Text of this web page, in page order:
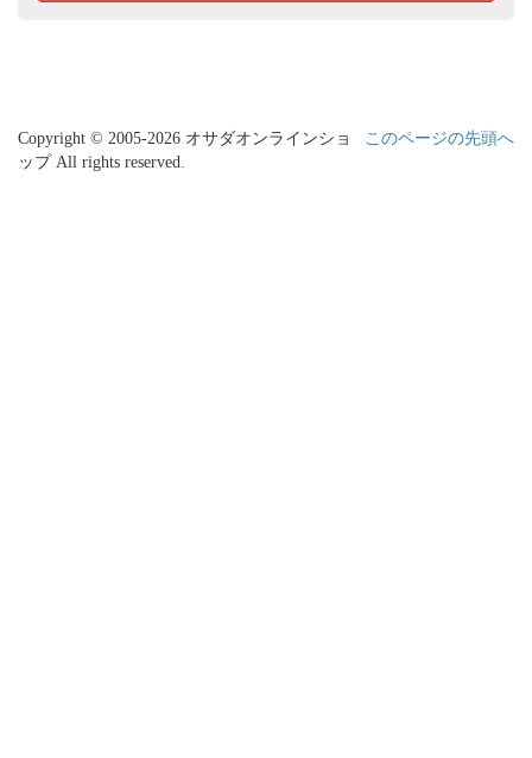
このページの先頭へ
Copyright © 2005-2026 オサダオンラインショ
ップ All rights reserved.